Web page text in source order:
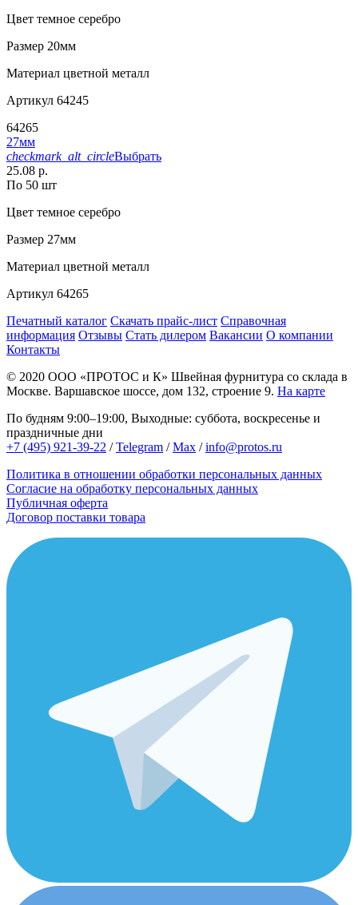
Цвет темное серебро
Размер 20мм
Материал цветной металл
Артикул 64245
64265
27мм
checkmark_alt_circleВыбрать
25.08 р.
По 50 шт
Цвет темное серебро
Размер 27мм
Материал цветной металл
Артикул 64265
Печатный каталог Скачать прайс-лист Справочная
информация Отзывы Стать дилером Вакансии О компании
Контакты
© 2020 ООО «ПРОТОС и К» Швейная фурнитура со склада в
Москве. Варшавское шоссе, дом 132, строение 9. На карте
По будням 9:00–19:00, Выходные: суббота, воскресенье и
праздничные дни
+7 (495) 921-39-22 /Telegram /Max /info@protos.ru
Политика в отношении обработки персональных данных
Согласие на обработку персональных данных
Публичная оферта
Договор поставки товара